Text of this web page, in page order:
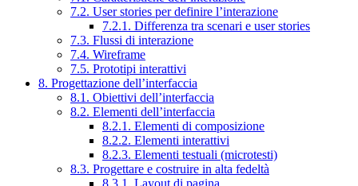
7.2. User stories per definire l’interazione
7.2.1. Differenza tra scenari e user stories
7.3. Flussi di interazione
7.4. Wireframe
7.5. Prototipi interattivi
8. Progettazione dell’interfaccia
8.1. Obiettivi dell’interfaccia
8.2. Elementi dell’interfaccia
8.2.1. Elementi di composizione
8.2.2. Elementi interattivi
8.2.3. Elementi testuali (microtesti)
8.3. Progettare e costruire in alta fedeltà
8.3.1. Layout di pagina